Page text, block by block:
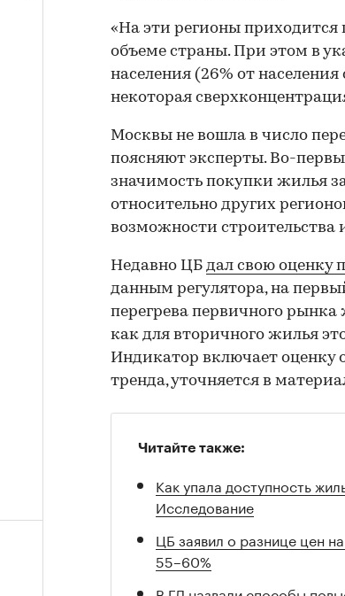
«На эти регионы
объеме страны. При этом в
населения (26% от
некоторая
Москвы не вошла в число
поясняют эксперты. Во-
значимость покупки жилья
относительно других
возможности
Недавно ЦБ дал свою оценку
данным регулятора, на
перегрева первичного рынка
как для вторичного жилья
Индикатор включает оценку
тренда, уточняется в
Читайте также:
Как упала доступность
Исследование
ЦБ заявил о разнице цен
55–60%